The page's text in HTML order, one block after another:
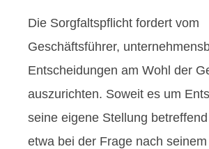
Die Sorgfaltspflicht fordert vom
Geschäftsführer,
Entscheidungen am Wohl der
auszurichten. Soweit es um
seine eigene Stellung
etwa bei der Frage nach